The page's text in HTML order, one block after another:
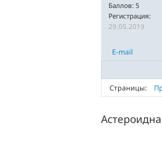
Баллов: 5
Регистрация:
29.05.2019
E-mail
Страницы: